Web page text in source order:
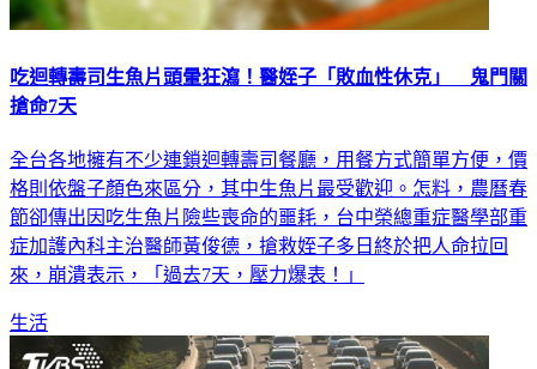
吃迴轉壽司生魚片頭暈狂瀉！醫姪子「敗血性休克」 鬼門關
搶命7天
全台各地擁有不少連鎖迴轉壽司餐廳，用餐方式簡單方便，價
格則依盤子顏色來區分，其中生魚片最受歡迎。怎料，農曆春
節卻傳出因吃生魚片險些喪命的噩耗，台中榮總重症醫學部重
症加護內科主治醫師黃俊德，搶救姪子多日終於把人命拉回
來，崩潰表示，「過去7天，壓力爆表！」
生活